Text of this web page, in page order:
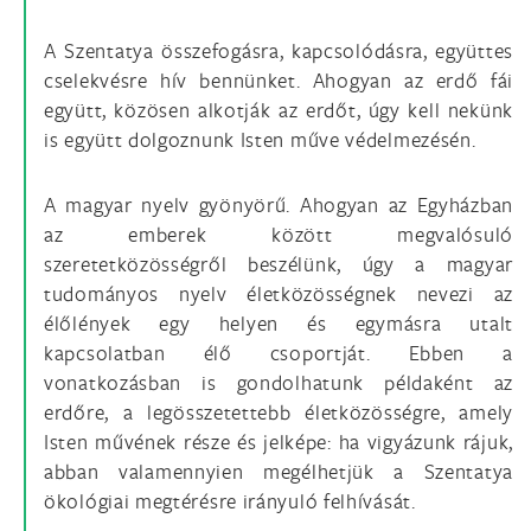
A Szentatya összefogásra, kapcsolódásra, együttes
cselekvésre hív bennünket. Ahogyan az erdő fái
együtt, közösen alkotják az erdőt, úgy kell nekünk
is együtt dolgoznunk Isten műve védelmezésén.
A magyar nyelv gyönyörű. Ahogyan az Egyházban
az emberek között megvalósuló
szeretetközösségről beszélünk, úgy a magyar
tudományos nyelv életközösségnek nevezi az
élőlények egy helyen és egymásra utalt
kapcsolatban élő csoportját. Ebben a
vonatkozásban is gondolhatunk példaként az
erdőre, a legösszetettebb életközösségre, amely
Isten művének része és jelképe: ha vigyázunk rájuk,
abban valamennyien megélhetjük a Szentatya
ökológiai megtérésre irányuló felhívását.